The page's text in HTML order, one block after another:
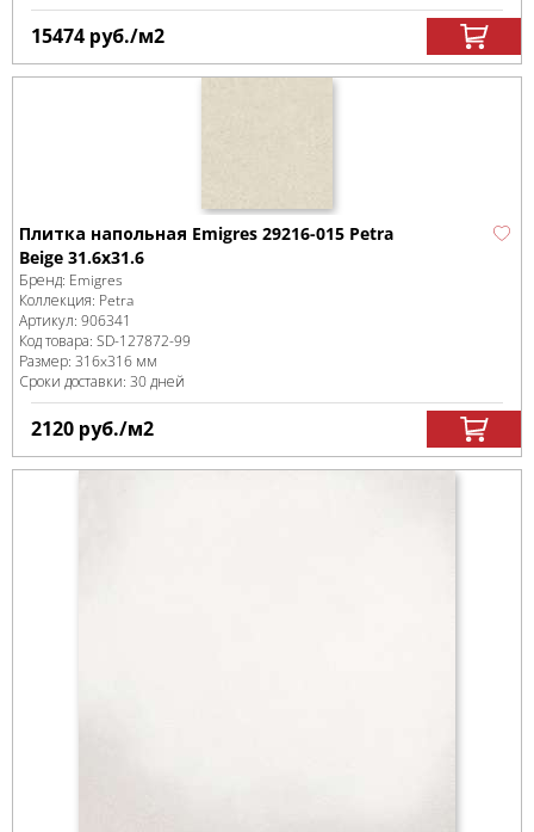
15474 руб./м2
Плитка напольная Emigres 29216-015 Petra
Beige 31.6x31.6
Бренд: Emigres
Коллекция: Petra
Артикул: 906341
Код товара: SD-127872-99
Размер: 316x316 мм
Сроки доставки: 30 дней
2120 руб./м2